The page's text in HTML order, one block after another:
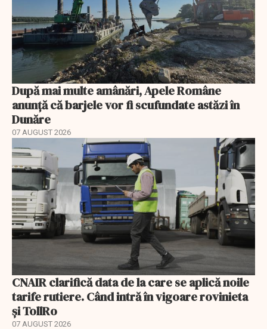
După mai multe amânări, Apele Române
anunță că barjele vor fi scufundate astăzi în
Dunăre
07 AUGUST 2026
CNAIR clarifică data de la care se aplică noile
tarife rutiere. Când intră în vigoare rovinieta
și TollRo
07 AUGUST 2026